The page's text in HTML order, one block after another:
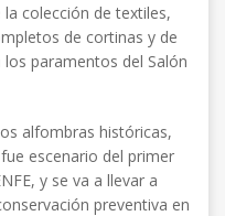
colección de textiles,
de cortinas y de
paramentos del Salón
alfombras históricas,
escenario del primer
y se va a llevar a
preventiva en